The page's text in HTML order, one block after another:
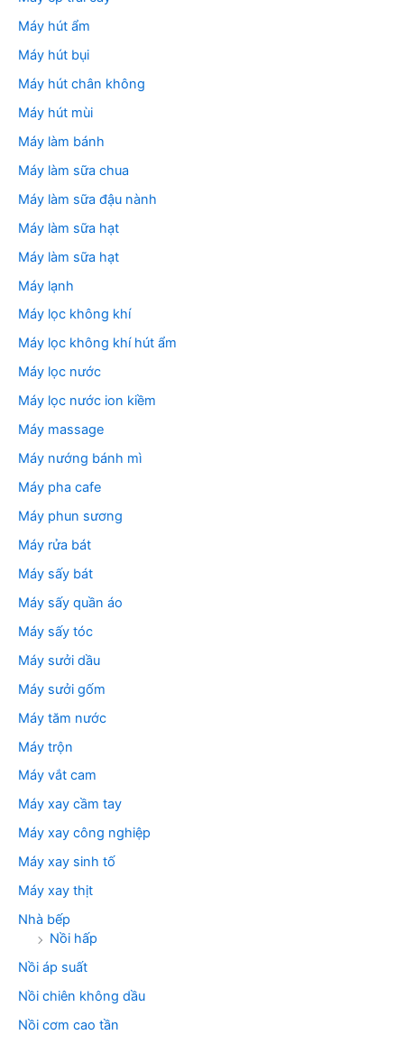
Máy hút ẩm
Máy hút bụi
Máy hút chân không
Máy hút mùi
Máy làm bánh
Máy làm sữa chua
Máy làm sữa đậu nành
Máy làm sữa hạt
Máy làm sữa hạt
Máy lạnh
Máy lọc không khí
Máy lọc không khí hút ẩm
Máy lọc nước
Máy lọc nước ion kiềm
Máy massage
Máy nướng bánh mì
Máy pha cafe
Máy phun sương
Máy rửa bát
Máy sấy bát
Máy sấy quần áo
Máy sấy tóc
Máy sưởi dầu
Máy sưởi gốm
Máy tăm nước
Máy trộn
Máy vắt cam
Máy xay cầm tay
Máy xay công nghiệp
Máy xay sinh tố
Máy xay thịt
Nhà bếp
Nồi hấp
Nồi áp suất
Nồi chiên không dầu
Nồi cơm cao tần